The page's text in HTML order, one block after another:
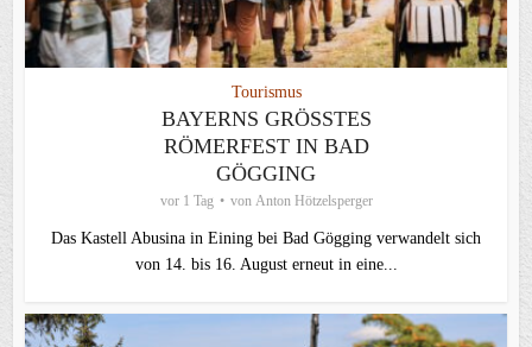
Tourismus
BAYERNS GRÖSSTES R
ÖMERFEST IN BAD G
ÖGGING
vor 1 Tag von Anton Hötzelsperger
Das Kastell Abusina in Eining bei Bad Gögging verwandelt sich
von 14. bis 16. August erneut in eine...